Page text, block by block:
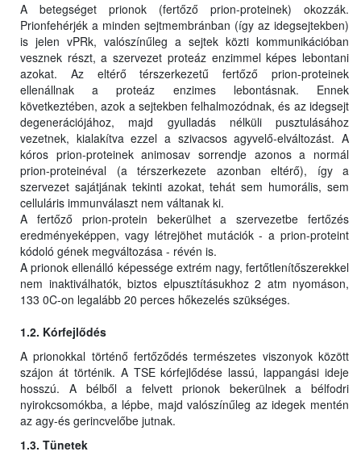
A betegséget prionok (fertőző prion-proteinek) okozzák.
Prionfehérjék a minden sejtmembránban (így az idegsejtekben)
is jelen vPRk, valószínűleg a sejtek közti kommunikációban
vesznek részt, a szervezet proteáz enzimmel képes lebontani
azokat. Az eltérő térszerkezetű fertőző prion-proteinek
ellenállnak a proteáz enzimes lebontásnak. Ennek
következtében, azok a sejtekben felhalmozódnak, és az idegsejt
degenerációjához, majd gyulladás nélküli pusztulásához
vezetnek, kialakítva ezzel a szivacsos agyvelő-elváltozást. A
kóros prion-proteinek animosav sorrendje azonos a normál
prion-proteinéval (a térszerkezete azonban eltérő), így a
szervezet sajátjának tekinti azokat, tehát sem humorális, sem
celluláris immunválaszt nem váltanak ki.
A fertőző prion-protein bekerülhet a szervezetbe fertőzés
eredményeképpen, vagy létrejöhet mutációk - a prion-proteint
kódoló gének megváltozása - révén is.
A prionok ellenálló képessége extrém nagy, fertőtlenítőszerekkel
nem inaktiválhatók, biztos elpusztításukhoz 2 atm nyomáson,
133 0C-on legalább 20 perces hőkezelés szükséges.
1.2. Kórfejlődés
A prionokkal történő fertőződés természetes viszonyok között
szájon át történik. A TSE kórfejlődése lassú, lappangási ideje
hosszú. A bélből a felvett prionok bekerülnek a bélfodri
nyirokcsomókba, a lépbe, majd valószínűleg az idegek mentén
az agy-és gerincvelőbe jutnak.
1.3. Tünetek